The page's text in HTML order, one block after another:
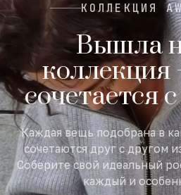
КОЛЛЕКЦИЯ
Вышла
сочетается
Каждая вещь подобрана в
сочетаются друг с другом
Соберите свой идеальный
каждый и